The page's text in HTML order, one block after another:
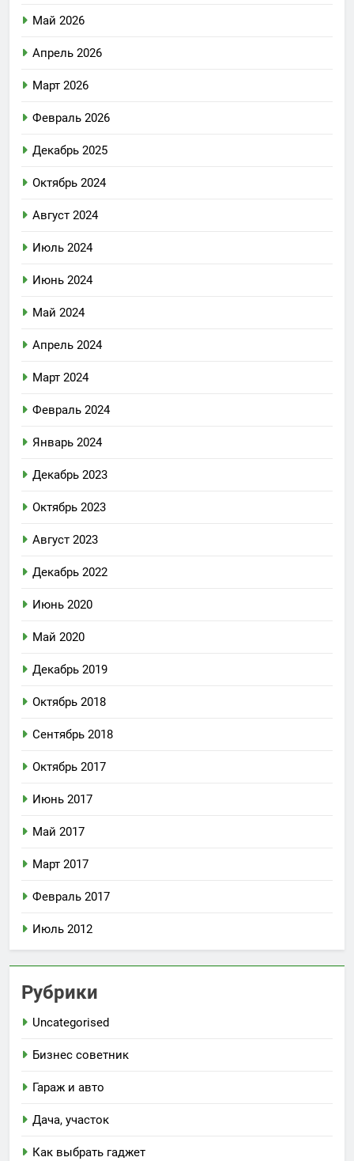
Май 2026
Апрель 2026
Март 2026
Февраль 2026
Декабрь 2025
Октябрь 2024
Август 2024
Июль 2024
Июнь 2024
Май 2024
Апрель 2024
Март 2024
Февраль 2024
Январь 2024
Декабрь 2023
Октябрь 2023
Август 2023
Декабрь 2022
Июнь 2020
Май 2020
Декабрь 2019
Октябрь 2018
Сентябрь 2018
Октябрь 2017
Июнь 2017
Май 2017
Март 2017
Февраль 2017
Июль 2012
Рубрики
Uncategorised
Бизнес советник
Гараж и авто
Дача, участок
Как выбрать гаджет